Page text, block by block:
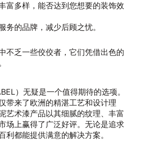
富多样，能否达到您想要的装饰效
的品牌，减少后顾之忧。
不乏一些佼佼者，它们凭借出色的
）无疑是一个值得期待的选项。
带来了欧洲的精湛工艺和设计理
艺术漆产品以其细腻的纹理、丰富
场上赢得了广泛好评。无论是追求
都能提供满意的解决方案。